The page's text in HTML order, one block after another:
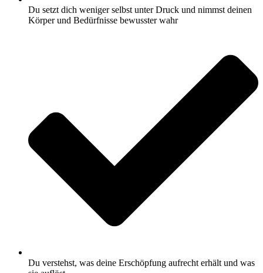
Du setzt dich weniger selbst unter Druck und nimmst deinen
Körper und Bedürfnisse bewusster wahr
Du verstehst, was deine Erschöpfung aufrecht erhält und was